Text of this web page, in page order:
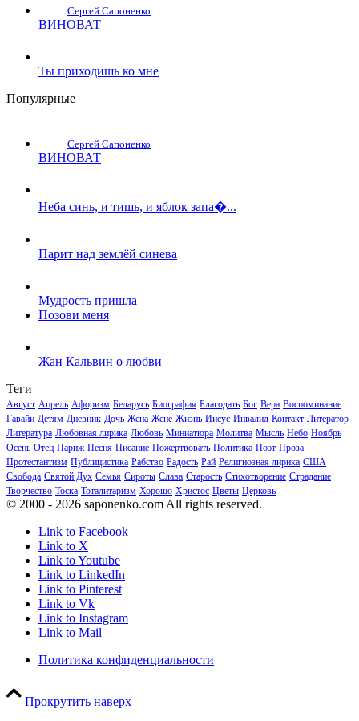
Сергей Сапоненко
ВИНОВАТ
Ты приходишь ко мне
Популярные
Сергей Сапоненко
ВИНОВАТ
Неба синь, и тишь, и яблок запа�...
Парит над землёй синева
Мудрость пришла
Позови меня
Жан Кальвин о любви
Теги
Август Апрель Афоризм Беларусь Биография Благодать Бог Вера Воспоминание
Гавайи Детям Дневник Дочь Жена Жене Жизнь Иисус Инвалид Контакт Литератор
Литература Любовная лирика Любовь Миниатюра Молитва Мысль Небо Ноябрь
Осень Отец Париж Песня Писание Пожертвовать Политика Поэт Проза
Протестантизм Публицистика Рабство Радость Рай Религиозная лирика США
Свобода Святой Дух Семья Сироты Слава Старость Стихотворение Страдание
Творчество Тоска Тоталитаризм Хорошо Христос Цветы Церковь
© 2000 - 2026 saponenko.com All rights reserved.
Link to Facebook
Link to X
Link to Youtube
Link to LinkedIn
Link to Pinterest
Link to Vk
Link to Instagram
Link to Mail
Политика конфиденциальности
Прокрутить наверх